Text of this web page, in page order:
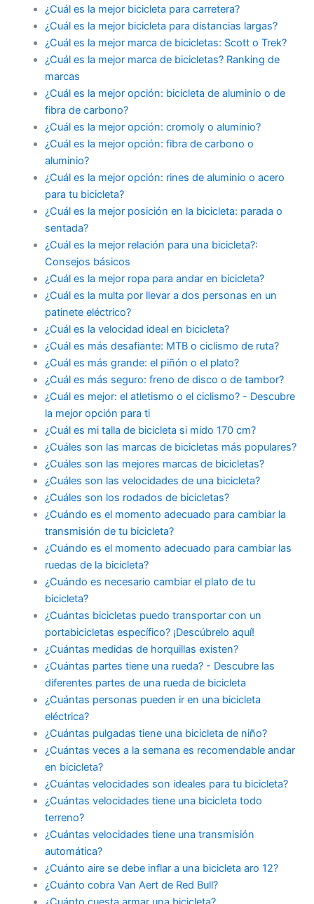
¿Cuál es la mejor bicicleta para carretera?
¿Cuál es la mejor bicicleta para distancias largas?
¿Cuál es la mejor marca de bicicletas: Scott o Trek?
¿Cuál es la mejor marca de bicicletas? Ranking de
marcas
¿Cuál es la mejor opción: bicicleta de aluminio o de
fibra de carbono?
¿Cuál es la mejor opción: cromoly o aluminio?
¿Cuál es la mejor opción: fibra de carbono o
aluminio?
¿Cuál es la mejor opción: rines de aluminio o acero
para tu bicicleta?
¿Cuál es la mejor posición en la bicicleta: parada o
sentada?
¿Cuál es la mejor relación para una bicicleta?:
Consejos básicos
¿Cuál es la mejor ropa para andar en bicicleta?
¿Cuál es la multa por llevar a dos personas en un
patinete eléctrico?
¿Cuál es la velocidad ideal en bicicleta?
¿Cuál es más desafiante: MTB o ciclismo de ruta?
¿Cuál es más grande: el piñón o el plato?
¿Cuál es más seguro: freno de disco o de tambor?
¿Cuál es mejor: el atletismo o el ciclismo? - Descubre
la mejor opción para ti
¿Cuál es mi talla de bicicleta si mido 170 cm?
¿Cuáles son las marcas de bicicletas más populares?
¿Cuáles son las mejores marcas de bicicletas?
¿Cuáles son las velocidades de una bicicleta?
¿Cuáles son los rodados de bicicletas?
¿Cuándo es el momento adecuado para cambiar la
transmisión de tu bicicleta?
¿Cuándo es el momento adecuado para cambiar las
ruedas de la bicicleta?
¿Cuándo es necesario cambiar el plato de tu
bicicleta?
¿Cuántas bicicletas puedo transportar con un
portabicicletas específico? ¡Descúbrelo aquí!
¿Cuántas medidas de horquillas existen?
¿Cuántas partes tiene una rueda? - Descubre las
diferentes partes de una rueda de bicicleta
¿Cuántas personas pueden ir en una bicicleta
eléctrica?
¿Cuántas pulgadas tiene una bicicleta de niño?
¿Cuántas veces a la semana es recomendable andar
en bicicleta?
¿Cuántas velocidades son ideales para tu bicicleta?
¿Cuántas velocidades tiene una bicicleta todo
terreno?
¿Cuántas velocidades tiene una transmisión
automática?
¿Cuánto aire se debe inflar a una bicicleta aro 12?
¿Cuánto cobra Van Aert de Red Bull?